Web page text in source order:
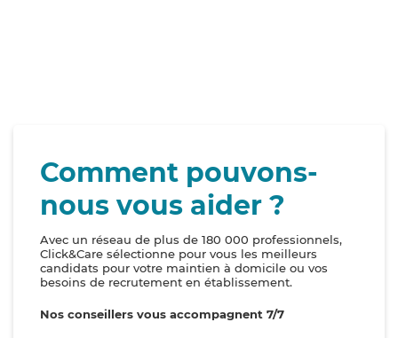
Comment pouvons-
nous vous aider ?
Avec un réseau de plus de 180 000 professionnels,
Click&Care sélectionne pour vous les meilleurs
candidats pour votre maintien à domicile ou vos
besoins de recrutement en établissement.
Nos conseillers vous accompagnent 7/7